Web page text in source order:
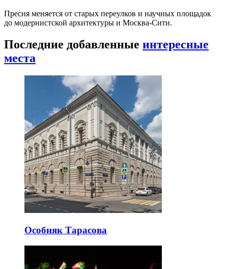
Пресня меняется от старых переулков и научных площадок
до модернистской архитектуры и Москва-Сити.
Последние добавленные интересные
места
Особняк Тарасова